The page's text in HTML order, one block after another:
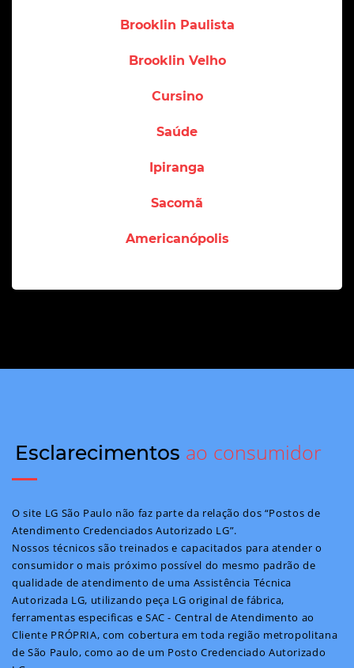
Brooklin Paulista
Brooklin Velho
Cursino
Saúde
Ipiranga
Sacomã
Americanópolis
Esclarecimentos ao consumidor
O site LG São Paulo não faz parte da relação dos “Postos de
Atendimento Credenciados Autorizado LG”.
Nossos técnicos são treinados e capacitados para atender o
consumidor o mais próximo possível do mesmo padrão de
qualidade de atendimento de uma Assistência Técnica
Autorizada LG, utilizando peça LG original de fábrica,
ferramentas especificas e SAC - Central de Atendimento ao
Cliente PRÓPRIA, com cobertura em toda região metropolitana
de São Paulo, como ao de um Posto Credenciado Autorizado